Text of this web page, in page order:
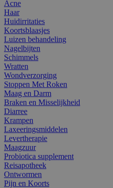
Acne
Haar
Huidirritaties
Koortsblaasjes
Luizen behandeling
Nagelbijten
Schimmels
Wratten
Wondverzorging
Stoppen Met Roken
Maag en Darm
Braken en Misselijkheid
Diarree
Krampen
Laxeeringsmiddelen
Levertherapie
Maagzuur
Probiotica supplement
Reisapotheek
Ontwormen
Pijn en Koorts